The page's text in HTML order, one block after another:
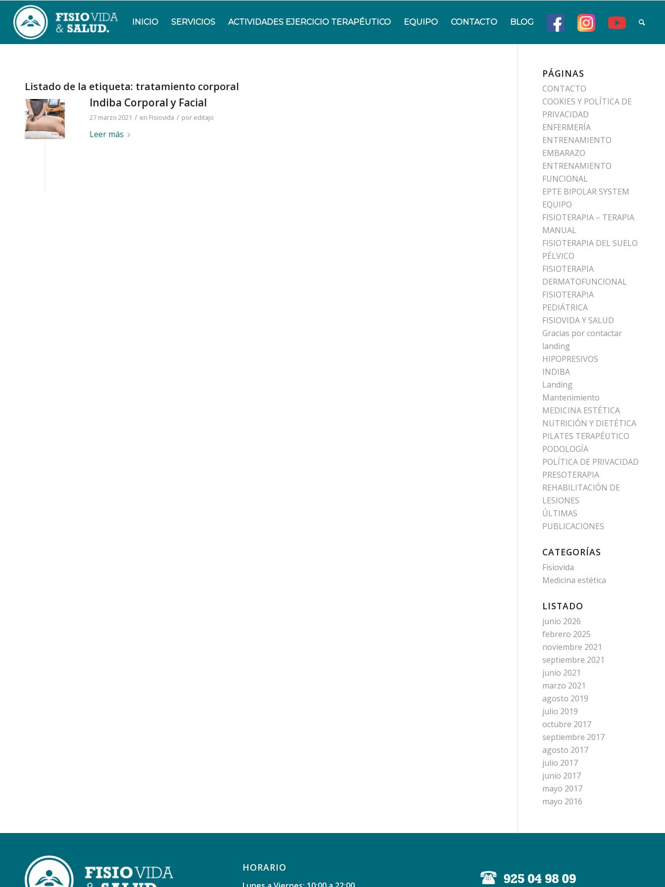
INICIO SERVICIOS ACTIVIDADES EJERCICIO TERAPÉUTICO EQUIPO CONTACTO BLOG
Listado de la etiqueta: tratamiento corporal
Indiba Corporal y Facial
27 marzo 2021 / en Fisiovida / por editajo
Leer más
PÁGINAS
CONTACTO
COOKIES Y POLÍTICA DE
PRIVACIDAD
ENFERMERÍA
ENTRENAMIENTO
EMBARAZO
ENTRENAMIENTO
FUNCIONAL
EPTE BIPOLAR SYSTEM
EQUIPO
FISIOTERAPIA – TERAPIA
MANUAL
FISIOTERAPIA DEL SUELO
PÉLVICO
FISIOTERAPIA
DERMATOFUNCIONAL
FISIOTERAPIA
PEDIÁTRICA
FISIOVIDA Y SALUD
Gracias por contactar
landing
HIPOPRESIVOS
INDIBA
Landing
Mantenimiento
MEDICINA ESTÉTICA
NUTRICIÓN Y DIETÉTICA
PILATES TERAPÉUTICO
PODOLOGÍA
POLÍTICA DE PRIVACIDAD
PRESOTERAPIA
REHABILITACIÓN DE
LESIONES
ÚLTIMAS
PUBLICACIONES
CATEGORÍAS
Fisiovida
Medicina estética
LISTADO
junio 2026
febrero 2025
noviembre 2021
septiembre 2021
junio 2021
marzo 2021
agosto 2019
julio 2019
octubre 2017
septiembre 2017
agosto 2017
julio 2017
junio 2017
mayo 2017
mayo 2016
HORARIO